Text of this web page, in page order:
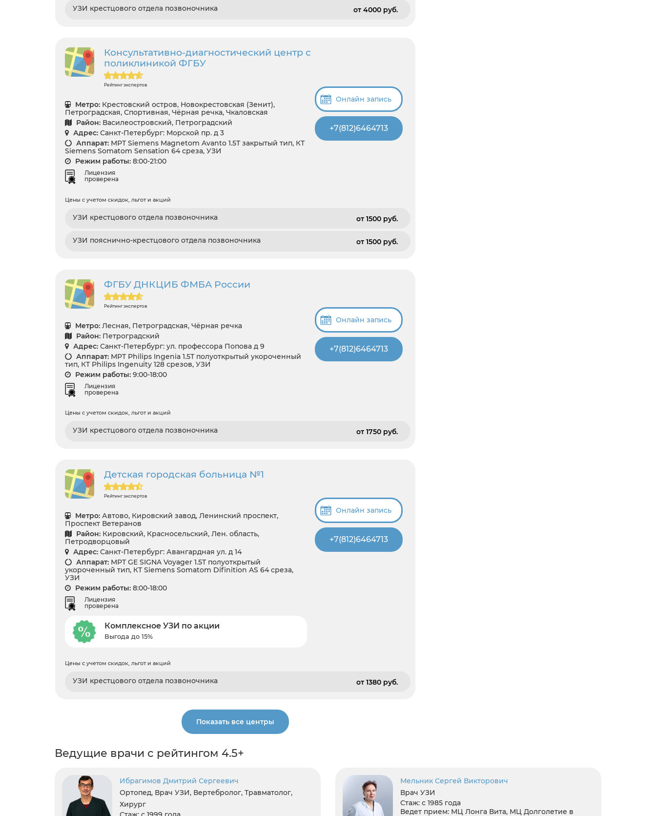
УЗИ крестцового отдела позвоночника от 4000 pуб.
Консультативно-диагностический центр с
поликлиникой ФГБУ
Рейтинг экспертов
Метро: Крестовский остров, Новокрестовская (Зенит),
Петроградская, Спортивная, Чёрная речка, Чкаловская
Район: Василеостровский, Петроградский
Адрес: Санкт-Петербург: Морской пр. д 3
Аппарат: МРТ Siemens Magnetom Avanto 1.5Т закрытый тип, КТ
Siemens Somatom Sensation 64 среза, УЗИ
Режим работы: 8:00-21:00
Лицензия
проверена
Онлайн запись
+7(812)6464713
Цены с учетом скидок, льгот и акций
УЗИ крестцового отдела позвоночника от 1500 pуб.
УЗИ пояснично-крестцового отдела позвоночника от 1500 pуб.
ФГБУ ДНКЦИБ ФМБА России
Рейтинг экспертов
Метро: Лесная, Петроградская, Чёрная речка
Район: Петроградский
Адрес: Санкт-Петербург: ул. профессора Попова д 9
Аппарат: МРТ Philips Ingenia 1.5Т полуоткрытый укороченный
тип, КТ Philips Ingenuity 128 срезов, УЗИ
Режим работы: 9:00-18:00
Лицензия
проверена
Онлайн запись
+7(812)6464713
Цены с учетом скидок, льгот и акций
УЗИ крестцового отдела позвоночника от 1750 pуб.
Детская городская больница №1
Рейтинг экспертов
Метро: Автово, Кировский завод, Ленинский проспект,
Проспект Ветеранов
Район: Кировский, Красносельский, Лен. область,
Петродворцовый
Адрес: Санкт-Петербург: Авангардная ул. д 14
Аппарат: МРТ GЕ SIGNA Voyager 1.5Т полуоткрытый
укороченный тип, КТ Siemens Somatom Difinition AS 64 среза,
УЗИ
Режим работы: 8:00-18:00
Лицензия
проверена
Комплексное УЗИ по акции
Выгода до 15%
Онлайн запись
+7(812)6464713
Цены с учетом скидок, льгот и акций
УЗИ крестцового отдела позвоночника от 1380 pуб.
Показать все центры
Ведущие врачи с рейтингом 4.5+
Ибрагимов Дмитрий Сергеевич
Ортопед, Врач УЗИ, Вертебролог, Травматолог,
Хирург
Мельник Сергей Викторович
Врач УЗИ
Стаж: с 1985 года
Ведет прием: МЦ Лонга Вита, МЦ Долголетие в